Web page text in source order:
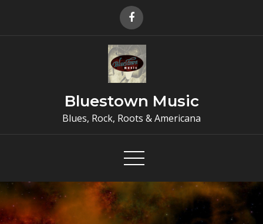
Bluestown Music
Blues, Rock, Roots & Americana